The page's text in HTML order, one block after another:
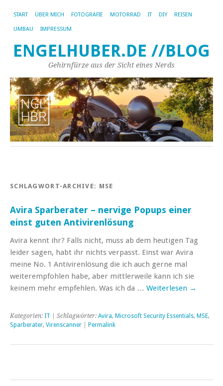
START ÜBER MICH FOTOGRAFIE MOTORRAD IT DIY REISEN
UMBAU IMPRESSUM
ENGELHUBER.DE //BLOG
Gehirnfürze aus der Sicht eines Nerds
SCHLAGWORT-ARCHIVE: MSE
Avira Sparberater – nervige Popups einer
einst guten Antivirenlösung
Avira kennt ihr? Falls nicht, muss ab dem heutigen Tag
leider sagen, habt ihr nichts verpasst. Einst war Avira
meine No. 1 Antivirenlösung die ich auch gerne mal
weiterempfohlen habe, aber mittlerweile kann ich sie
keinem mehr empfehlen. Was ich da … Weiterlesen →
Kategorien: IT | Schlagwörter: Avira, Microsoft Security Essentials, MSE,
Sparberater, Virenscanner Permalink